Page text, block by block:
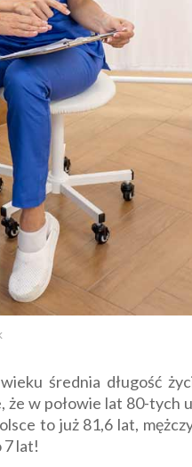
średnia długość
że w połowie lat 80-tych
to już 81,6 lat,
7 lat!